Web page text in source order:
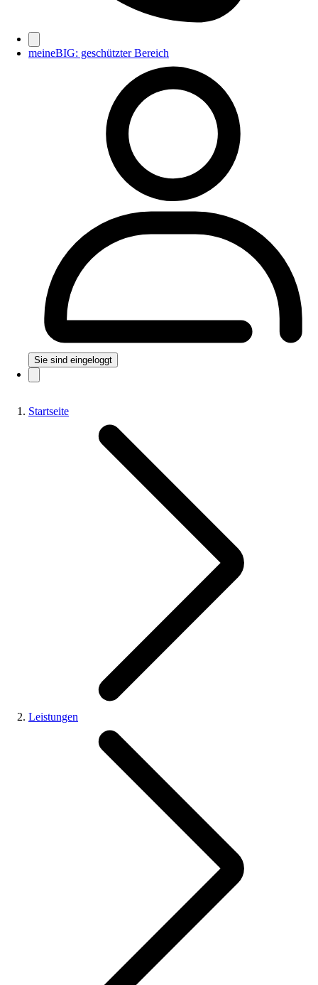
meineBIG: geschützter Bereich
Sie sind eingeloggt
Startseite
Leistungen